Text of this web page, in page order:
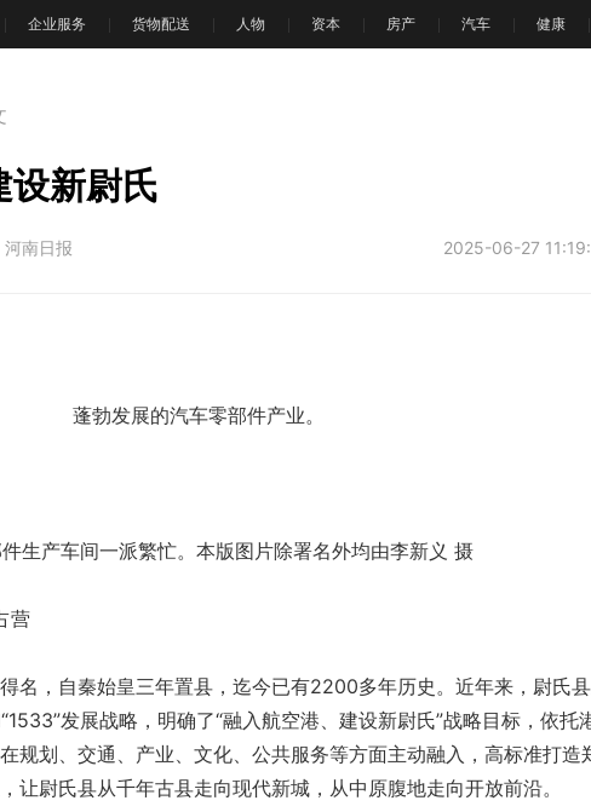
企业服务 货物配送 人物 资本 房产 汽车 健康
设新尉氏
河南日报 2025-06-27
蓬勃发展的汽车零部件产业。
生产车间一派繁忙。本版图片除署名外均由李新义 摄
营
，自秦始皇三年置县，迄今已有2200多年历史。近年来，尉氏
发展战略，明确了“融入航空港、建设新尉氏”战略目标，依托
规划、交通、产业、文化、公共服务等方面主动融入，高标准打造
让尉氏县从千年古县走向现代新城，从中原腹地走向开放前沿。